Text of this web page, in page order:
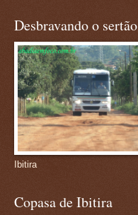
Desbravando o sertão
Ibitira
Copasa de Ibitira